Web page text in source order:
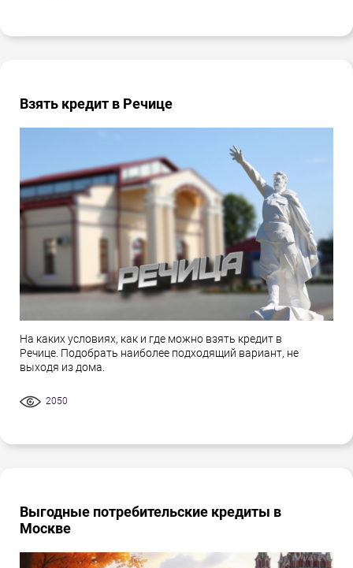
Взять кредит в Речице
На каких условиях, как и где можно взять кредит в
Речице. Подобрать наиболее подходящий вариант, не
выходя из дома.
2050
Выгодные потребительские кредиты в
Москве